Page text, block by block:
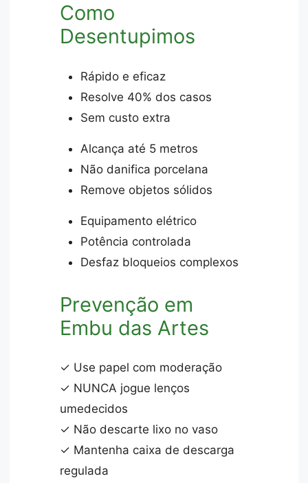
Como
Desentupimos
Rápido e eficaz
Resolve 40% dos casos
Sem custo extra
Alcança até 5 metros
Não danifica porcelana
Remove objetos sólidos
Equipamento elétrico
Potência controlada
Desfaz bloqueios complexos
Prevenção em
Embu das Artes
✓ Use papel com moderação
✓ NUNCA jogue lenços
umedecidos
✓ Não descarte lixo no vaso
✓ Mantenha caixa de descarga
regulada